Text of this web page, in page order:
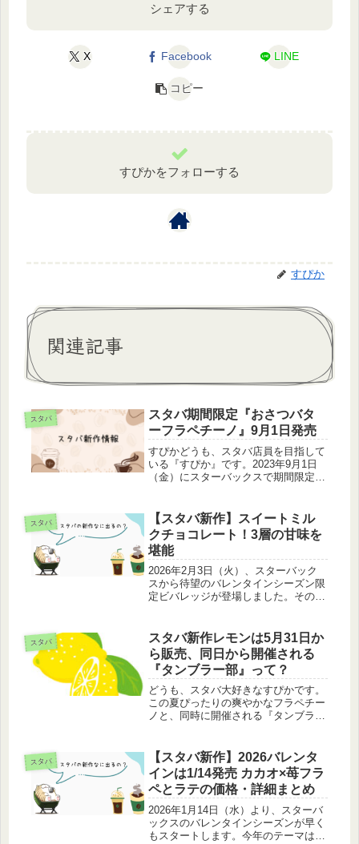
シェアする
X Facebook LINE
コピー
すぴかをフォローする
すぴか
関連記事
スタバ
スタバ期間限定『おさつバタ
ーフラペチーノ』9月1日発売
すぴかどうも、スタバ店員を目指して
いる『すぴか』です。2023年9月1日
（金）にスターバックスで期間限定新
売期間・値段・味の特徴など今現在で
分かっている、予想できることをこ...
スタバ
【スタバ新作】スイートミル
クチョコレート！3層の甘味を
堪能
2026年2月3日（火）、スターバック
スから待望のバレンタインシーズン限
定ビバレッジが登場しました。その名
クコーヒー」のファンにはたまらな
い、チョコレート仕立ての特別な一杯
で...
スタバ
スタバ新作レモンは5月31日か
ら販売、同日から開催される
『タンブラー部』って？
どうも、スタバ大好きなすぴかです。
この夏ぴったりの爽やかなフラペチー
ノと、同時に開催される『タンブラー
はレモンケーキをモチーフにしたフラ
ペチーノ5月31日から販売される
『瀬...
スタバ
【スタバ新作】2026バレンタ
インは1/14発売 カカオ×苺フラ
ペとラテの価格・詳細まとめ
2026年1月14日（水）より、スターバ
ックスのバレンタインシーズンが早く
もスタートします。今年のテーマは